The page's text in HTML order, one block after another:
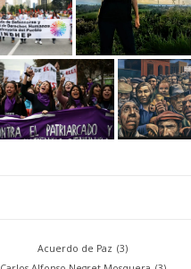
Acuerdo de Paz (3)